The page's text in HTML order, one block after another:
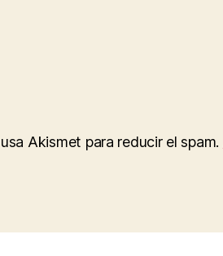
Akismet para reducir el spam.